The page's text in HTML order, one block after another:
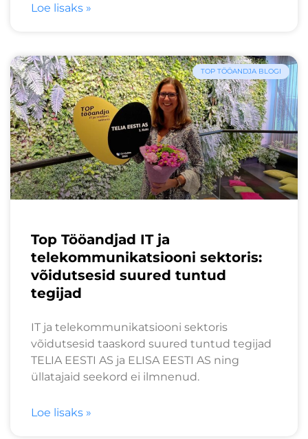
Loe lisaks »
TOP TÖÖANDJA BLOGI
Top Tööandjad IT ja
telekommunikatsiooni sektoris:
võidutsesid suured tuntud
tegijad
IT ja telekommunikatsiooni sektoris
võidutsesid taaskord suured tuntud tegijad
TELIA EESTI AS ja ELISA EESTI AS ning
üllatajaid seekord ei ilmnenud.
Loe lisaks »